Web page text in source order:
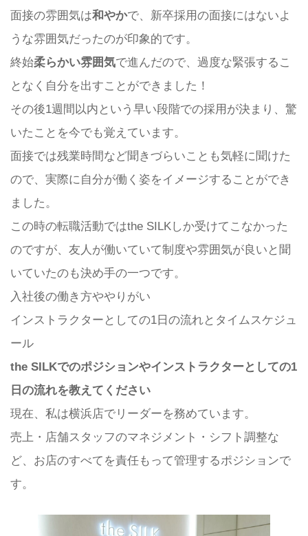
面接の雰囲気は和やかで、新卒採用の面接にはないよ
うな雰囲気だったのが印象的です。
終始柔らかい雰囲気で進んだので、過度な緊張するこ
となく自分を出すことができました！
その後1週間以内という早い段階での採用が決まり、驚
いたことを今でも覚えています。
面接では残業時間など聞きづらいことも気軽に聞けた
ので、実際に自分が働く姿をイメージすることができ
ました。
この時の転職活動ではthe SILKしか受けてこなかった
のですが、友人が働いていて制度や雰囲気が良いと聞
いていたのも決め手の一つです。
入社後の働き方ややりがい
インストラクターとしての1日の流れとタイムスケジュ
ール
the SILKでのポジションやインストラクターとしての1
日の流れを教えてください
現在、私は横浜店でリーダーを務めています。
売上・店舗スタッフのマネジメント・シフト調整な
ど、お店のすべてを責任もって管理するポジションで
す。